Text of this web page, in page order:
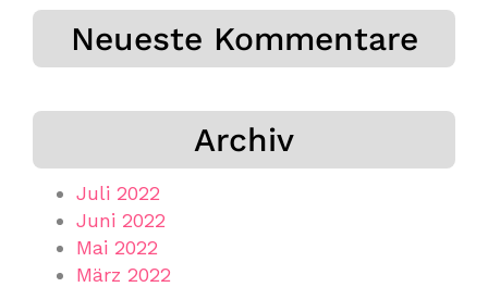
Neueste Kommentare
Archiv
Juli 2022
Juni 2022
Mai 2022
März 2022